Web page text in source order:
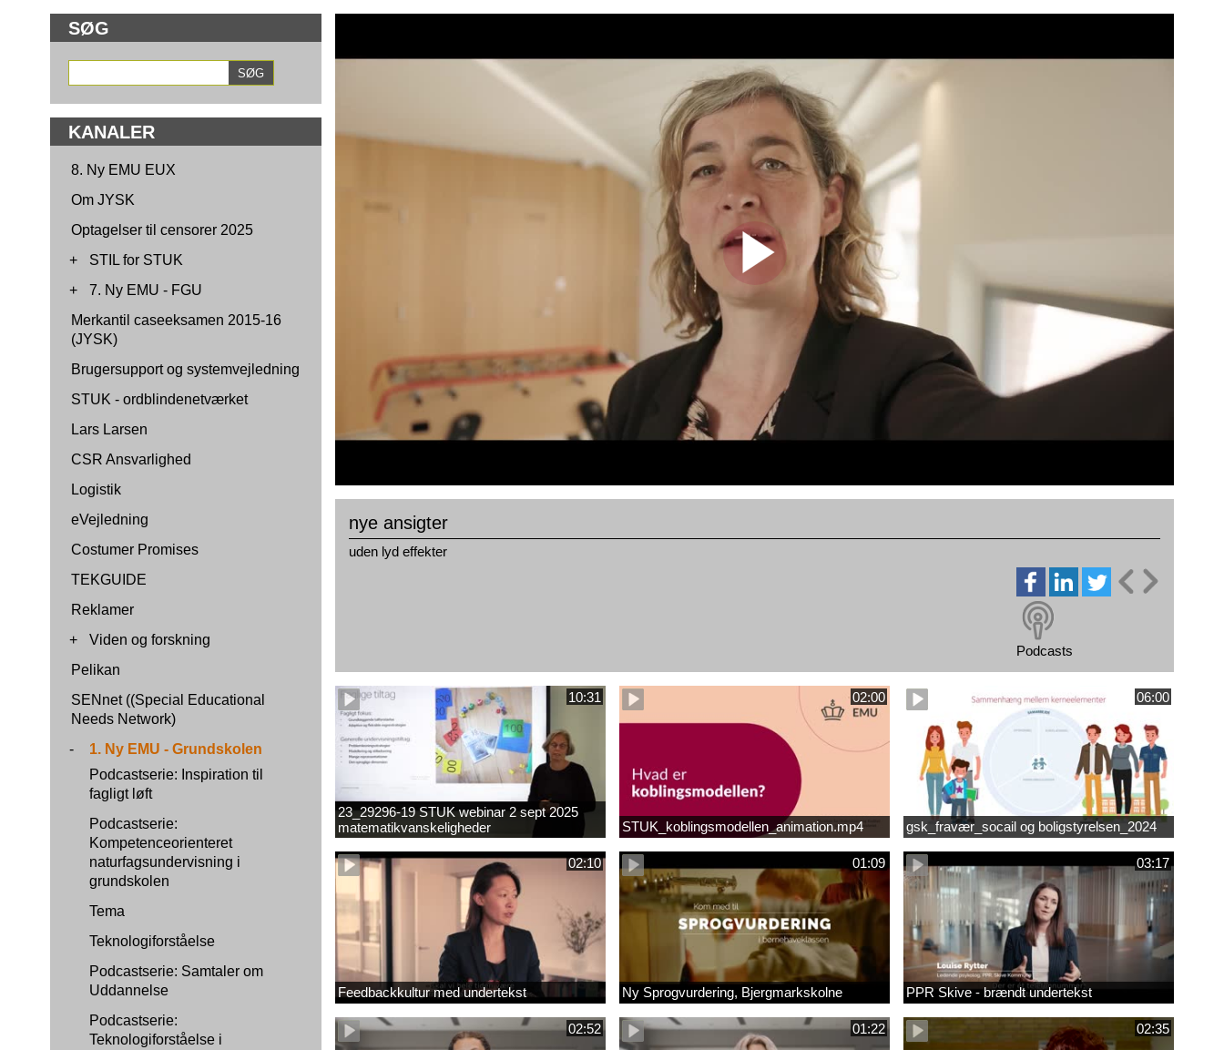
SØG
KANALER
8. Ny EMU EUX
Om JYSK
Optagelser til censorer 2025
+
STIL for STUK
+
7. Ny EMU - FGU
Merkantil caseeksamen 2015-16
(JYSK)
Brugersupport og systemvejledning
STUK - ordblindenetværket
Lars Larsen
CSR Ansvarlighed
Logistik
eVejledning
Costumer Promises
TEKGUIDE
Reklamer
+
Viden og forskning
Pelikan
SENnet ((Special Educational
Needs Network)
-
1. Ny EMU - Grundskolen
Podcastserie: Inspiration til
fagligt løft
Podcastserie:
Kompetenceorienteret
naturfagsundervisning i
grundskolen
Tema
Teknologiforståelse
Podcastserie: Samtaler om
Uddannelse
Podcastserie:
Teknologiforståelse i
nye ansigter
uden lyd effekter
Podcasts
10:31
23_29296-19 STUK webinar 2 sept 2025
matematikvanskeligheder
1889337_1_1.MP4
02:00
STUK_koblingsmodellen_animation.mp4
06:00
gsk_fravær_socail og boligstyrelsen_2024
02:10
Feedbackkultur med undertekst
01:09
Ny Sprogvurdering, Bjergmarkskolne
03:17
PPR Skive - brændt undertekst
02:52 01:22 02:35